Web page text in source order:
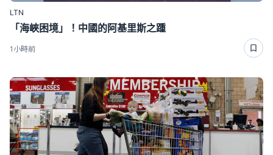
LTN
「海峽困境」！中國的阿基里斯之踵
1小時前